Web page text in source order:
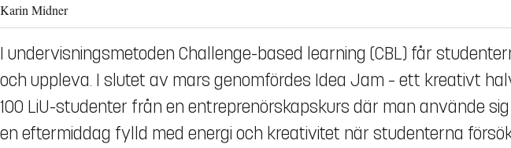
Karin Midner
I undervisningsmetoden Challenge-based learning (CBL) får
och uppleva. I slutet av mars genomfördes Idea Jam – ett kreativt
100 LiU-studenter från en entreprenörskapskurs där man använde
en eftermiddag fylld med energi och kreativitet när studenterna